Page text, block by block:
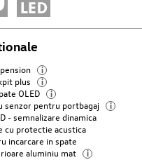
i
plus i
OLED i
senzor pentru portbagaj i
- semnalizare dinamica
cu protectie acustica
incarcare in spate
aluminiu mat i